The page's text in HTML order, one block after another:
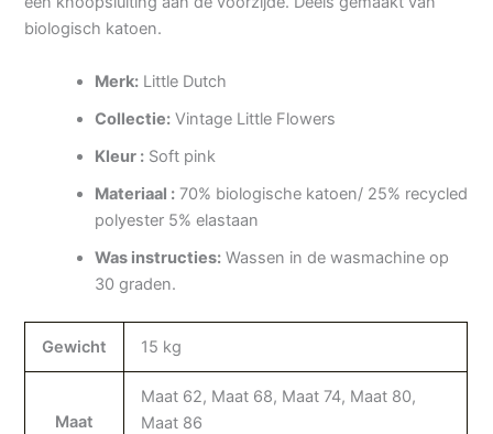
biologisch katoen.
Merk: Little Dutch
Collectie: Vintage Little Flowers
Kleur : Soft pink
Materiaal : 70% biologische katoen/ 25% recycled
polyester 5% elastaan
Was instructies: Wassen in de wasmachine op
30 graden.
Gewicht 15 kg
Maat
Maat 62, Maat 68, Maat 74, Maat 80,
Maat 86